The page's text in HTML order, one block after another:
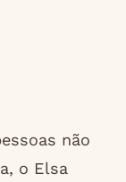
não
o Elsa